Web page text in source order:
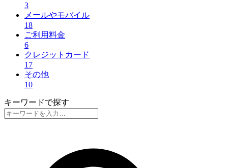
3
メールやモバイル
18
ご利用料金
6
クレジットカード
17
その他
10
キーワードで探す